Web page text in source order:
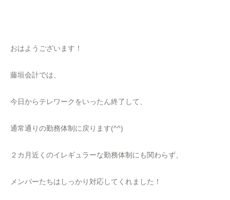
おはようございます！
藤垣会計では、
今日からテレワークをいったん終了して、
通常通りの勤務体制に戻ります(^^)
２カ月近くのイレギュラーな勤務体制にも関わらず、
メンバーたちはしっかり対応してくれました！